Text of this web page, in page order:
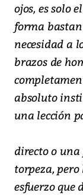
ojos, es solo
forma
necesidad a
brazos de
absoluto
una lección
directo o
torpeza,
esfuerzo que